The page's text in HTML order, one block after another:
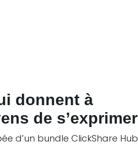
donnent à
de s’exprimer
d’un bundle ClickShare Hub